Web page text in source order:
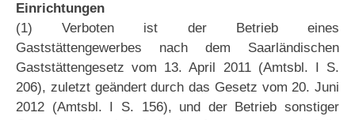
Einrichtungen
(1) Verboten ist der Betrieb eines
Gaststättengewerbes nach dem Saarländischen
Gaststättengesetz vom 13. April 2011 (Amtsbl. I S.
206), zuletzt geändert durch das Gesetz vom 20. Juni
2012 (Amtsbl. I S. 156), und der Betrieb sonstiger